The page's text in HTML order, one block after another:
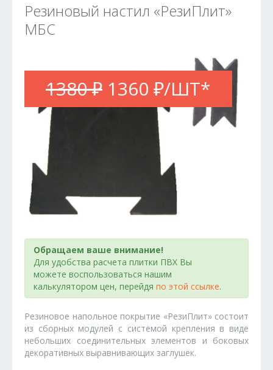
Резиновый настил «РезиПлит»
МБС
1380 ₽ 1360 ₽/ШТ*
Обращаем ваше внимание!
Для удобства расчета плитки ПВХ Вы
можете воспользоваться нашим
калькулятором цен, перейдя по этой ссылке.
Резиновое напольное покрытие «РезиПлит» состоит
из сборных модулей с системой крепления в виде
небольших соединительных элементов и боковых
декоративных выравнивающих заглушек.